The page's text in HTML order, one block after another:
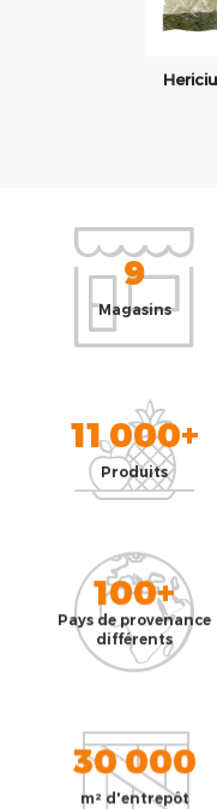
9
Magasins
11 000+
Produits
100+
Pays de provenance
différents
30 000
m² d'entrepôt